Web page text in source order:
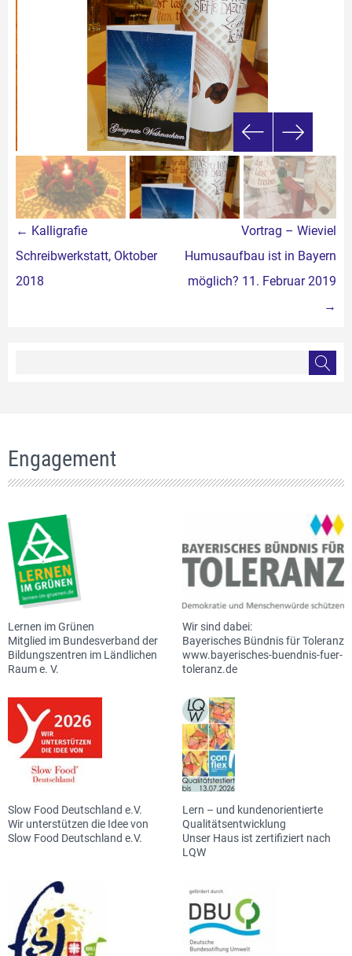
Beitragsnavigation
← Kalligrafie
Schreibwerkstatt, Oktober
2018
Vortrag – Wieviel
Humusaufbau ist in Bayern
möglich? 11. Februar 2019
→
Engagement
Lernen im Grünen
Mitglied im Bundesverband der
Bildungszentren im Ländlichen
Raum e. V.
Wir sind dabei:
Bayerisches Bündnis für Toleranz
www.bayerisches-buendnis-fuer-
toleranz.de
Slow Food Deutschland e.V.
Wir unterstützen die Idee von
Slow Food Deutschland e.V.
Lern – und kundenorientierte
Qualitätsentwicklung
Unser Haus ist zertifiziert nach
LQW